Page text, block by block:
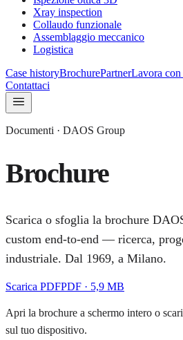
Xray inspection
Collaudo funzionale
Assemblaggio meccanico
Logistica
Case historyBrochurePartnerLavora con
Contattaci
Documenti · DAOS Group
Brochure
Scarica o sfoglia la brochure
custom end-to-end — ricerca,
industriale. Dal 1969, a Milano.
Scarica PDFPDF · 5,9 MB
Apri la brochure a schermo intero o
sul tuo dispositivo.